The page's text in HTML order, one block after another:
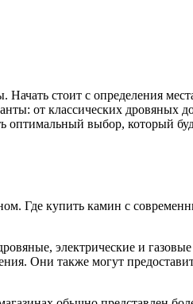
стоит с определения
от классических дровяных
выбор, который
Где купить камин с
электрические и
Они также могут